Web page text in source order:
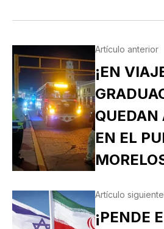
Artículo anterior
¡EN
QUEDAN
EN EL
Artículo siguiente
¡PENDE